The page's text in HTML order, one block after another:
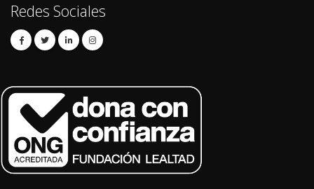
Redes Sociales